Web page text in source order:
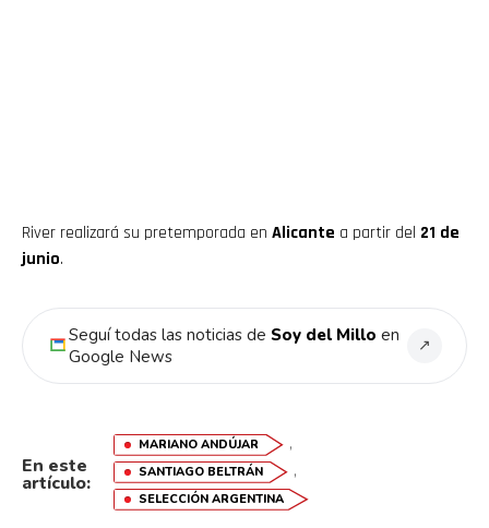
River realizará su pretemporada en Alicante a partir del 21 de
junio.
Seguí todas las noticias de Soy del Millo en
Google News
↗
En este
artículo:
MARIANO ANDÚJAR ,
SANTIAGO BELTRÁN ,
SELECCIÓN ARGENTINA
Pinterest
Whatsapp
Email